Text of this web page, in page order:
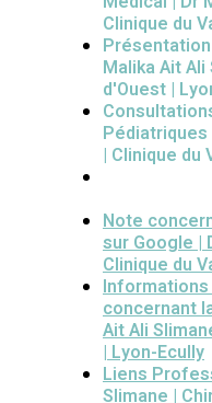
Clinique du
Malika Ait Ali
d'Ouest |
Pédiatriques
| Clinique du
Note
sur Google |
Clinique du
concernant
Ait Ali
| Lyon-Ecully
Liens
Slimane |